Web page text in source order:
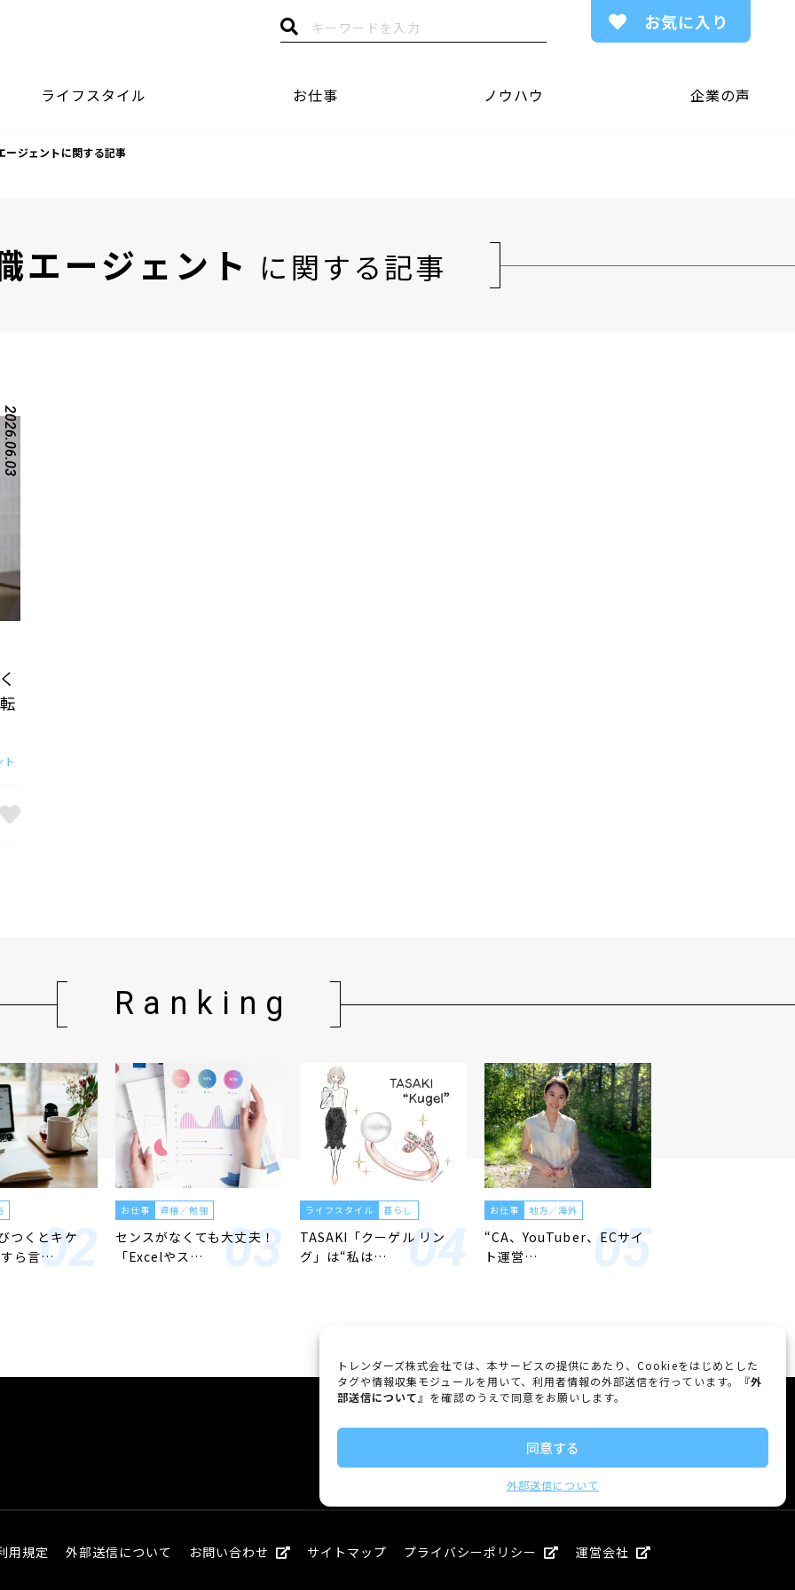
トレンダーズ株式会社では、本サービスの提供にあたり、Cookieをはじめとした
タグや情報収集モジュールを用いて、利用者情報の外部送信を行っています。『外
部送信について 』を確認のうえで同意をお願いします。
同意する
外部送信について
ライフスタイル お仕事 ノウハウ 企業の声
お気に入り
ージェントに関する記事
エージェント に関する記事
2026.06.03
Ranking
つくとキケ
すら言…
お仕事 資格／勉強
センスがなくても大丈夫！
「Excelやス…
ライフスタイル 暮らし
TASAKI「クーゲル リン
グ」は“私は…
お仕事 地方／海外
“CA、YouTuber、ECサイ
ト運営…
用規定 外部送信について お問い合わせ サイトマップ プライバシーポリシー 運営会社